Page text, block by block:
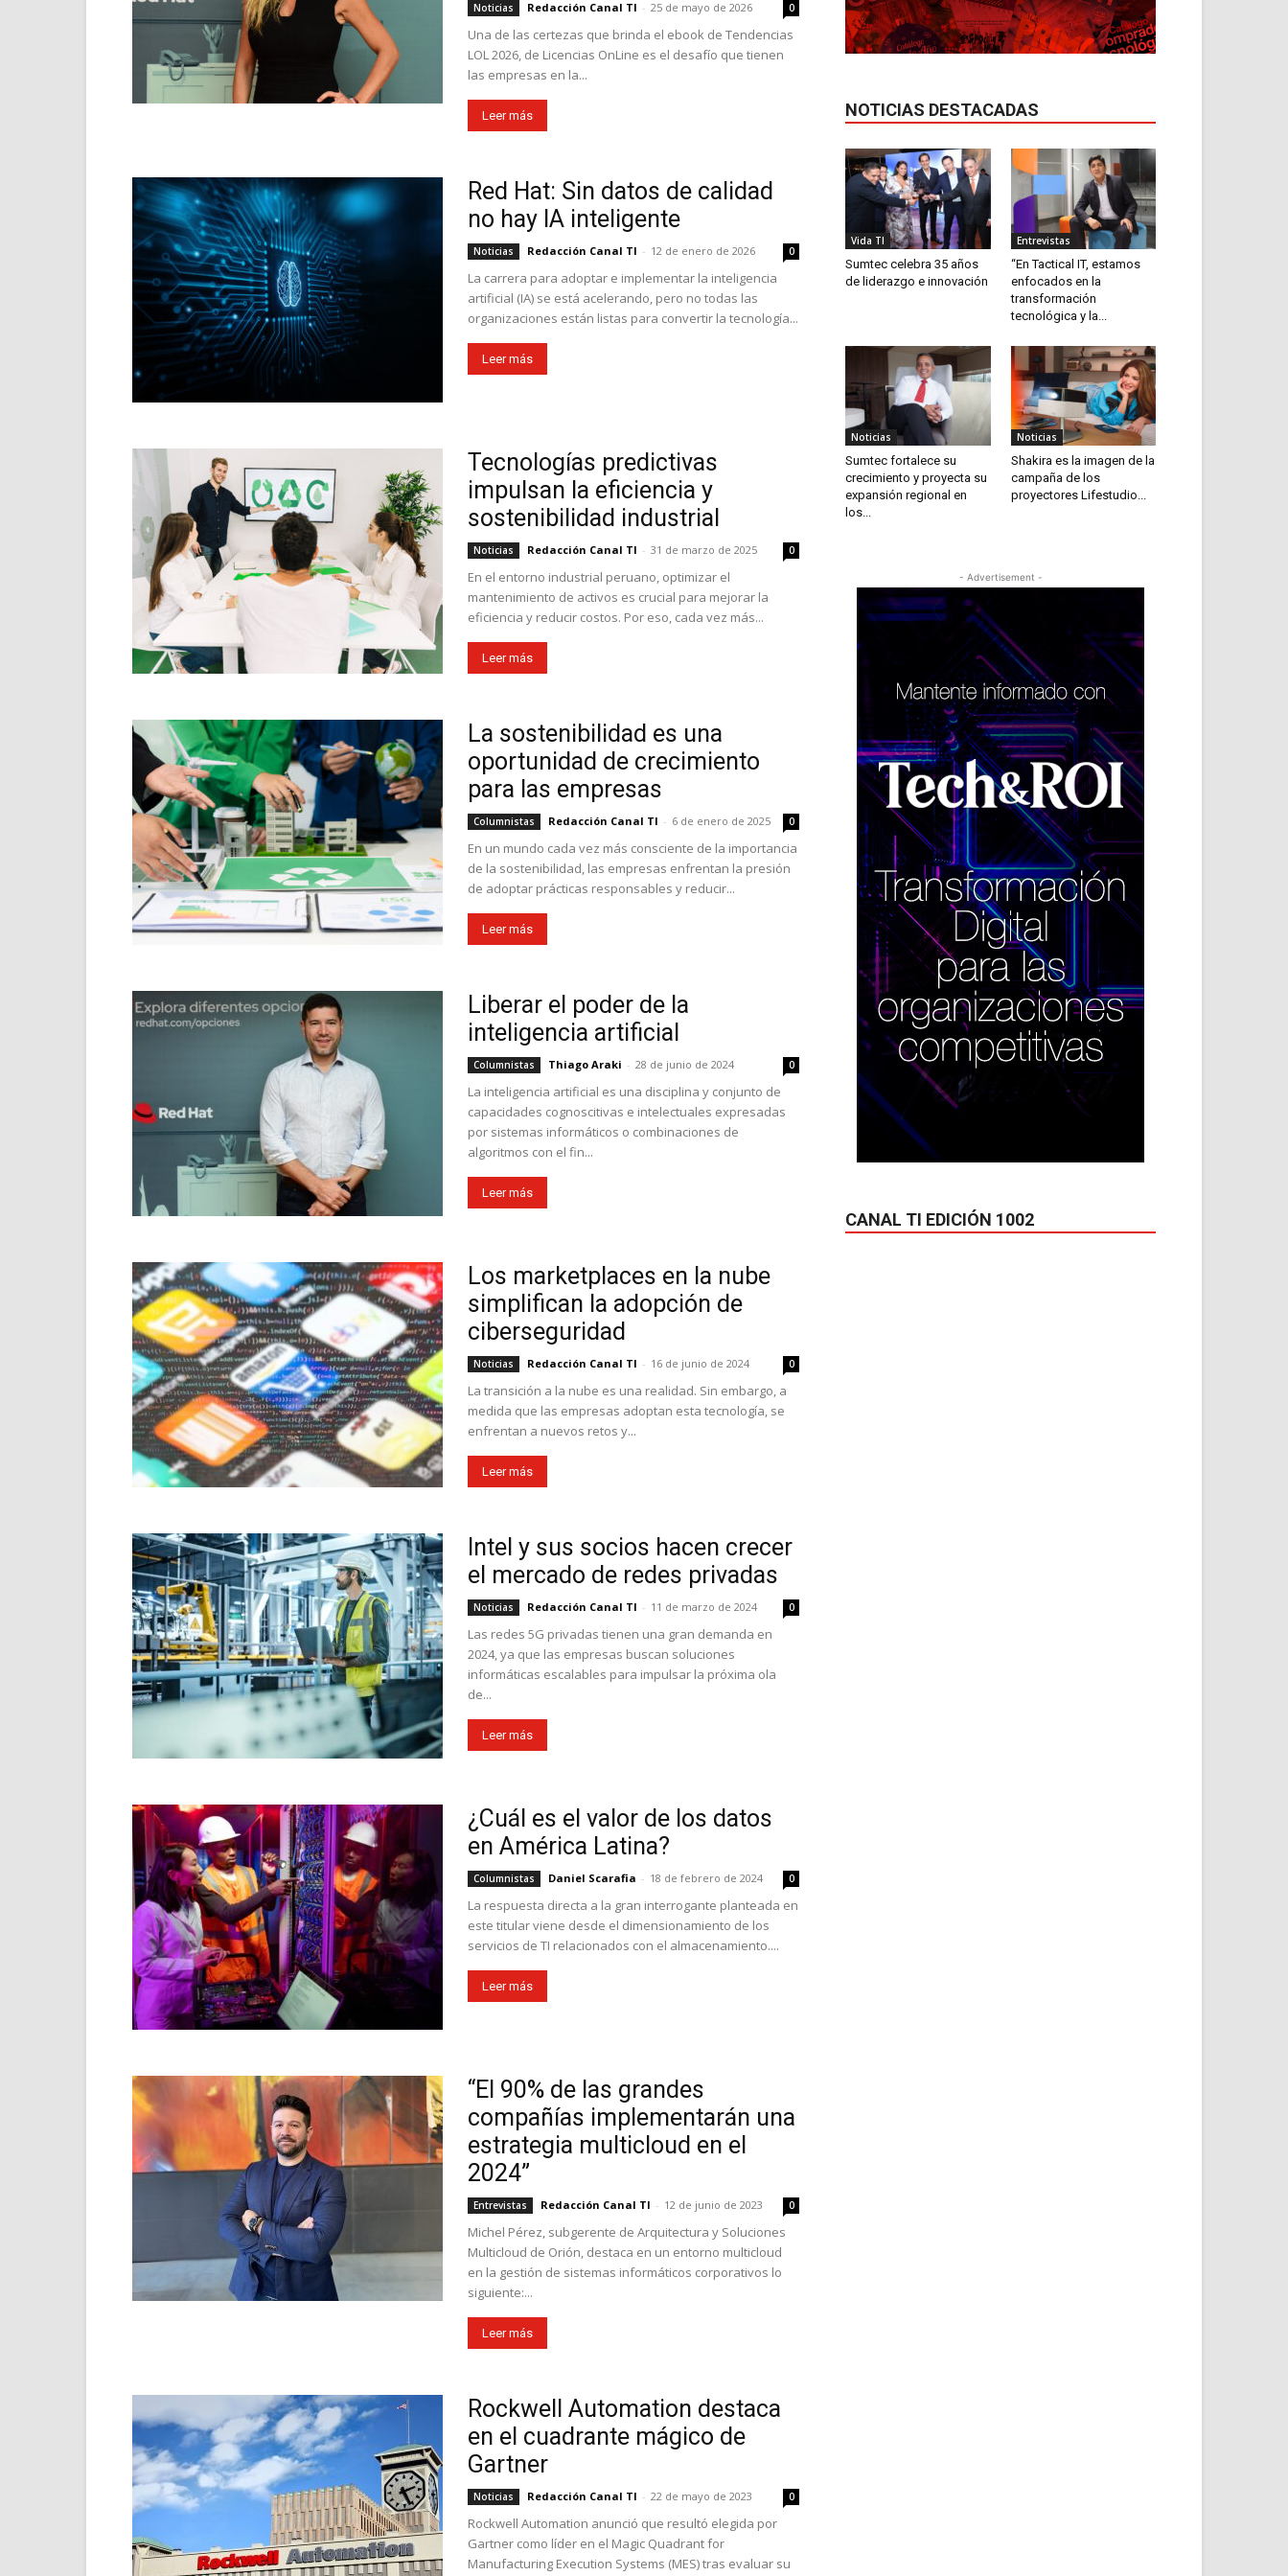
Noticias Redacción Canal TI - 25 de mayo de 2026 0
Una de las certezas que brinda el ebook de Tendencias
LOL 2026, de Licencias OnLine es el desafío que tienen
las empresas en la...
Leer más
Red Hat: Sin datos de calidad
no hay IA inteligente
Noticias Redacción Canal TI - 12 de enero de 2026 0
La carrera para adoptar e implementar la inteligencia
artificial (IA) se está acelerando, pero no todas las
organizaciones están listas para convertir la tecnología...
Leer más
Tecnologías predictivas
impulsan la eficiencia y
sostenibilidad industrial
Noticias Redacción Canal TI - 31 de marzo de 2025 0
En el entorno industrial peruano, optimizar el
mantenimiento de activos es crucial para mejorar la
eficiencia y reducir costos. Por eso, cada vez más...
Leer más
La sostenibilidad es una
oportunidad de crecimiento
para las empresas
Columnistas Redacción Canal TI - 6 de enero de 2025 0
En un mundo cada vez más consciente de la importancia
de la sostenibilidad, las empresas enfrentan la presión
de adoptar prácticas responsables y reducir...
Leer más
Liberar el poder de la
inteligencia artificial
Columnistas Thiago Araki - 28 de junio de 2024 0
La inteligencia artificial es una disciplina y conjunto de
capacidades cognoscitivas e intelectuales expresadas
por sistemas informáticos o combinaciones de
algoritmos con el fin...
Leer más
Los marketplaces en la nube
simplifican la adopción de
ciberseguridad
Noticias Redacción Canal TI - 16 de junio de 2024 0
La transición a la nube es una realidad. Sin embargo, a
medida que las empresas adoptan esta tecnología, se
enfrentan a nuevos retos y...
Leer más
Intel y sus socios hacen crecer
el mercado de redes privadas
Noticias Redacción Canal TI - 11 de marzo de 2024 0
Las redes 5G privadas tienen una gran demanda en
2024, ya que las empresas buscan soluciones
informáticas escalables para impulsar la próxima ola
de...
Leer más
¿Cuál es el valor de los datos
en América Latina?
Columnistas Daniel Scarafia - 18 de febrero de 2024 0
La respuesta directa a la gran interrogante planteada en
este titular viene desde el dimensionamiento de los
servicios de TI relacionados con el almacenamiento....
Leer más
“El 90% de las grandes
compañías implementarán una
estrategia multicloud en el
2024”
Entrevistas Redacción Canal TI - 12 de junio de 2023 0
Michel Pérez, subgerente de Arquitectura y Soluciones
Multicloud de Orión, destaca en un entorno multicloud
en la gestión de sistemas informáticos corporativos lo
siguiente:...
Leer más
Rockwell Automation destaca
en el cuadrante mágico de
Gartner
Noticias Redacción Canal TI - 22 de mayo de 2023 0
Rockwell Automation anunció que resultó elegida por
Gartner como líder en el Magic Quadrant for
Manufacturing Execution Systems (MES) tras evaluar su
NOTICIAS DESTACADAS
Vida TI
Sumtec celebra 35 años
de liderazgo e innovación
Entrevistas
“En Tactical IT, estamos
enfocados en la
transformación
tecnológica y la...
Noticias
Sumtec fortalece su
crecimiento y proyecta su
expansión regional en
los...
Noticias
Shakira es la imagen de la
campaña de los
proyectores Lifestudio...
- Advertisement -
CANAL TI EDICIÓN 1002